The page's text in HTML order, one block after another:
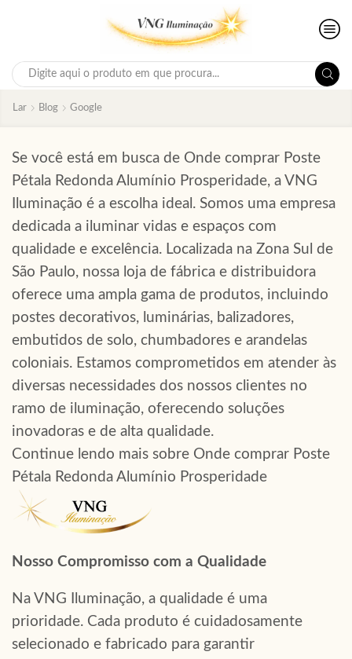
Search
Lar Blog Google
Se você está em busca de Onde comprar Poste
Pétala Redonda Alumínio Prosperidade, a VNG
Iluminação é a escolha ideal. Somos uma empresa
dedicada a iluminar vidas e espaços com
qualidade e excelência. Localizada na Zona Sul de
São Paulo, nossa loja de fábrica e distribuidora
oferece uma ampla gama de produtos, incluindo
postes decorativos, luminárias, balizadores,
embutidos de solo, chumbadores e arandelas
coloniais. Estamos comprometidos em atender às
diversas necessidades dos nossos clientes no
ramo de iluminação, oferecendo soluções
inovadoras e de alta qualidade.
Continue lendo mais sobre Onde comprar Poste
Pétala Redonda Alumínio Prosperidade
Nosso Compromisso com a Qualidade
Na VNG Iluminação, a qualidade é uma
prioridade. Cada produto é cuidadosamente
selecionado e fabricado para garantir